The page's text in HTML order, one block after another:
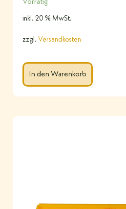
Vorrätig
inkl. 20 % MwSt.
zzgl. Versandkosten
In den Warenkorb